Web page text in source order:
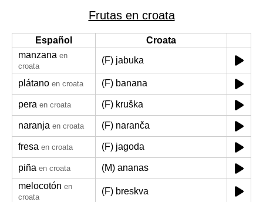
Frutas en croata
Español
Croata
manzana en
croata
(F) jabuka
plátano en croata (F) banana
pera en croata (F) kruška
naranja en croata (F) naranča
fresa en croata (F) jagoda
piña en croata
(M) ananas
melocotón en
croata
(F) breskva